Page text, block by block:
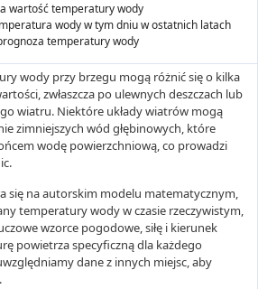
wartość temperatury wody
wody w tym dniu w ostatnich latach
temperatury wody
wody przy brzegu mogą różnić się o kilka
zwłaszcza po ulewnych deszczach lub
wiatru. Niektóre układy wiatrów mogą
zimniejszych wód głębinowych, które
wodę powierzchniową, co prowadzi
się na autorskim modelu matematycznym,
temperatury wody w czasie rzeczywistym,
wzorce pogodowe, siłę i kierunek
powietrza specyficzną dla każdego
dane z innych miejsc, aby